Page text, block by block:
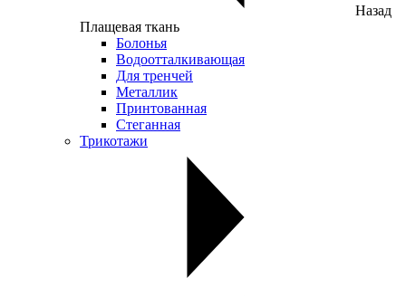
Назад
Плащевая ткань
Болонья
Водоотталкивающая
Для тренчей
Металлик
Принтованная
Стеганная
Трикотажи